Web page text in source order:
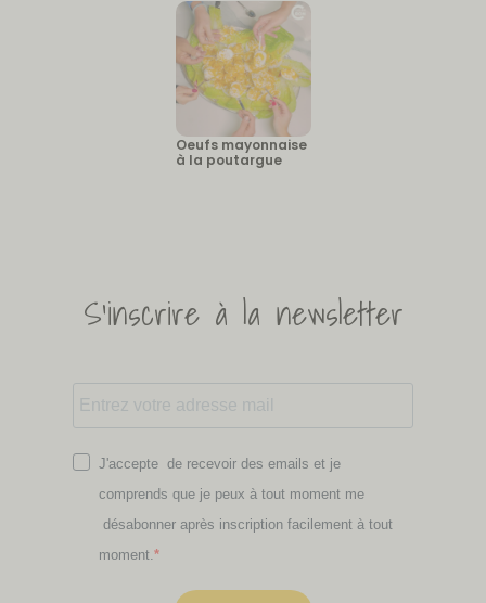
Oeufs mayonnaise
à la poutargue
S'inscrire à la newsletter
J'accepte de recevoir des emails et je
comprends que je peux à tout moment me
désabonner après inscription facilement à tout
moment.